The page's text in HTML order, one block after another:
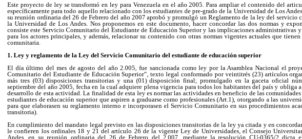
Este proyecto de ley se transformó en ley para Venezuela en el año 2005. Para ampliar el contenido del
específicamente para todo aquello relacionado con los estudiantes de pre-grado de la Universidad de Los
su reunión ordinaria del 26 de Febrero del año 2007 aprobó y promulgó un Reglamento de la ley del servicio
la Universidad de Los Andes. Nos proponemos en este documento, hacer concordar las dos normas y
consiste este Servicio Comunitario del Estudiante de Educación Superior y las implicaciones administrativas
para los actores principales, y además, relacionar su contenido con otras normas vigentes actuales que
comunitaria.
1. Ley y reglamento de la Ley del Servicio Comunitario del estudiante de educación superior
El día último del mes de agosto del año 2.005, fue sancionada como ley por la Asamblea Nacional el
Comunitario del Estudiante de Educación Superior”, texto legal conformado por veintitrés (23) artículos
más tres (03) disposiciones transitorias y una (01) disposición final; promulgado en la gaceta oficial
septiembre del año 2005, fecha en la cual adquiere plena vigencia para todos los habitantes del país y obliga
desarrollo de esta actividad. La finalidad de esta ley es normar las actividades en beneficio de las
estudiantes de educación superior que aspiren a graduarse como profesionales (Art.1), otorgando a las
para que elaborasen su reglamento interno e incorporasen el Servicio Comunitario en sus procedimientos
transitoria).
En cumplimiento del mandato legal previsto en las disposiciones transitorias de la ley ya citada y en
le confieren los ordinales 18 y 21 del artículo 26 de la vigente Ley de Universidades, el Consejo
Andes, en su reunión ordinaria del 26 de Febrero del 2.007, mediante la resolución CU-0365/2 dicta